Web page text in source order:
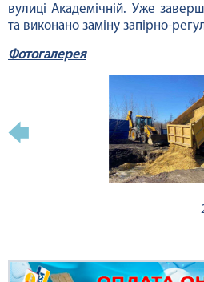
вулиці Академічній. Уже
та виконано заміну запірно-
Фотогалерея